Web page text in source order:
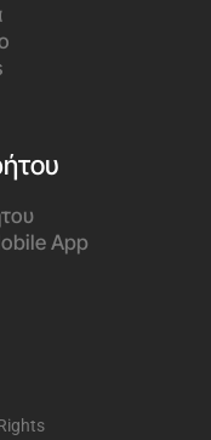
App